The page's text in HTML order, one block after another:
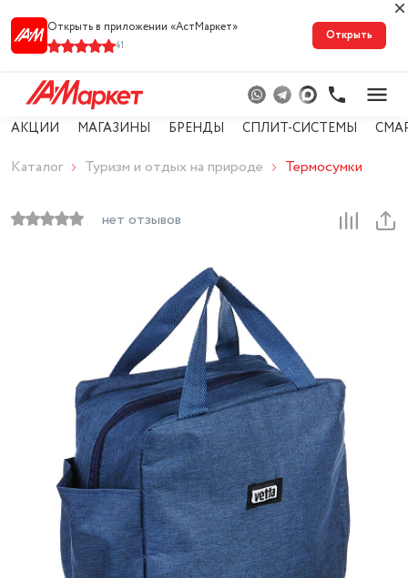
Открыть в приложении «АстМарке‪т‬»
41
Открыть
АКЦИИ МАГАЗИНЫ БРЕНДЫ СПЛИТ-СИСТЕМЫ
Каталог Туризм и отдых на природе Термосумки
нет отзывов